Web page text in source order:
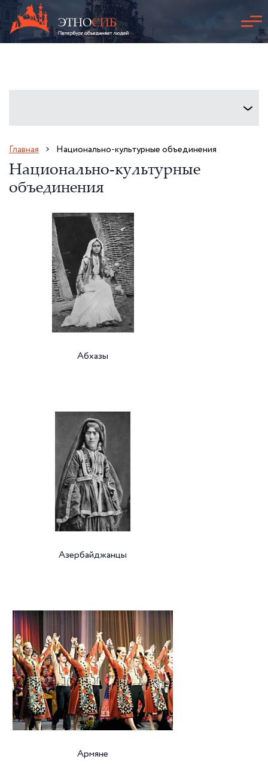
Главная Национально-культурные объединения
Национально-культурные
объединения
Абхазы
Азербайджанцы
Армяне